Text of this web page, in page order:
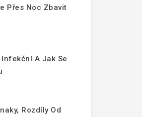
Přes Noc Zbavit
A Jak Se
Rozdíly Od